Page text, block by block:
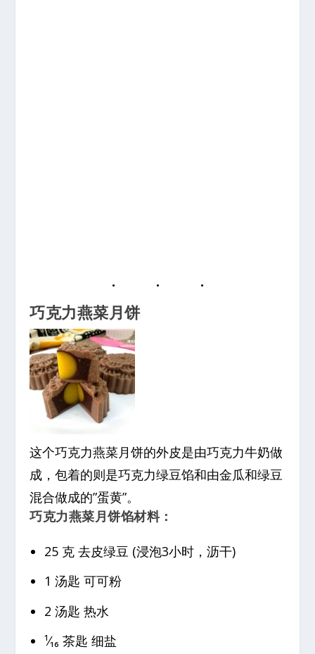
巧克力燕菜月饼
这个巧克力燕菜月饼的外皮是由巧克力牛奶做
成，包着的则是巧克力绿豆馅和由金瓜和绿豆
混合做成的”蛋黄”。
巧克力燕菜月饼馅材料：
25 克 去皮绿豆 (浸泡3小时，沥干)
1 汤匙 可可粉
2 汤匙 热水
¹⁄₁₆ 茶匙 细盐